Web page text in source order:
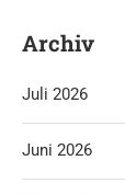
Archiv
Juli 2026
Juni 2026